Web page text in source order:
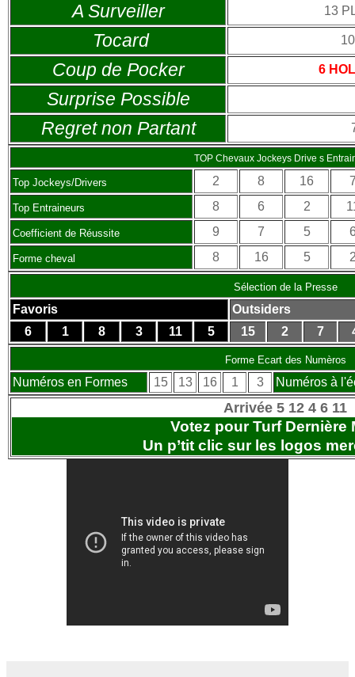
A Surveiller 13
Tocard
Coup de Pocker 6
Surprise Possible
Regret non Partant
TOP Chevaux Jockeys Drive s
Top Jockeys/Drivers 2 8 16
Top Entraineurs 8 6 2
Coefficient de Réussite 9 7 5
Forme cheval 8 16 5
Sélection de la Presse
Favoris
Outsiders
6
1 8 3 11 5 15 2 7
Forme Ecart des Numèros
Numéros en Formes 15 13 16 1 3 Numéros à
Arrivée 5 12 4 6 11
Votez pour Turf Dernière
Un p’tit clic sur les logos